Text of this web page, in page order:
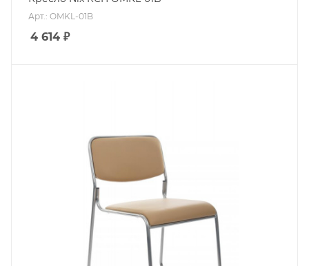
Арт.: OMKL-01B
4 614 ₽